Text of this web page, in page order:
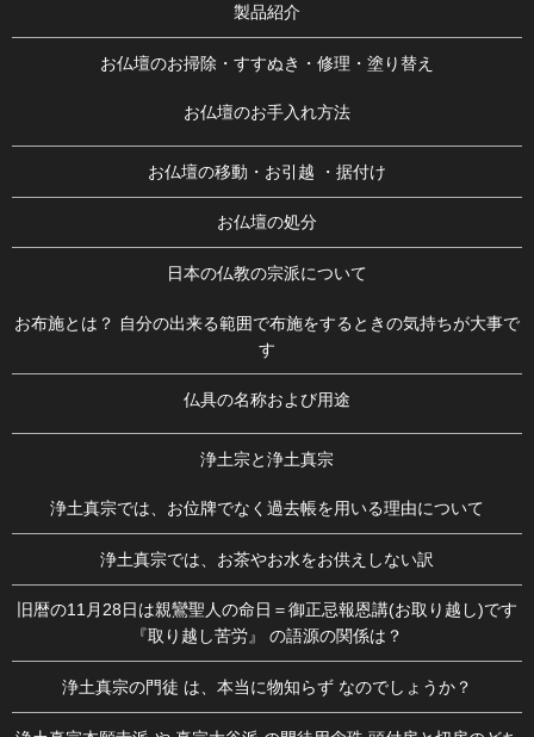
製品紹介
お仏壇のお掃除・すすぬき・修理・塗り替え
お仏壇のお手入れ方法
お仏壇の移動・お引越 ・据付け
お仏壇の処分
日本の仏教の宗派について
お布施とは？ 自分の出来る範囲で布施をするときの気持ちが大事で
す
仏具の名称および用途
浄土宗と浄土真宗
浄土真宗では、お位牌でなく過去帳を用いる理由について
浄土真宗では、お茶やお水をお供えしない訳
旧暦の11月28日は親鸞聖人の命日＝御正忌報恩講(お取り越し)です
『取り越し苦労』 の語源の関係は？
浄土真宗の門徒 は、本当に物知らず なのでしょうか？